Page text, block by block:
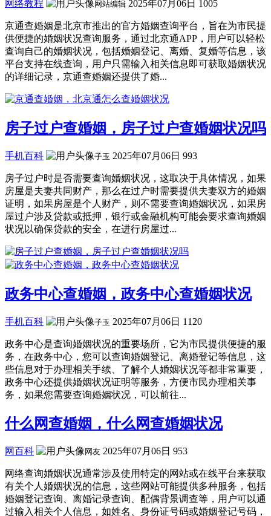
网络教程 网站编辑 2025年07月06日 1005
京通查婚姻是北京市推出的官方婚姻查询平台，旨在为市民提
供便捷的婚姻状况查询服务，通过北京通APP，用户可以轻松
查询自己的婚姻状况，包括婚姻登记、离婚、复婚等信息，该
平台支持在线查询，用户只需输入相关信息即可获取婚姻状况
的详细记录，京通查婚姻还提供了婚...
房子过户查婚姻，房子过户查婚姻状况吗
手机百科 子玉 2025年07月06日 993
房子过户时是否需要查询婚姻状况，这取决于具体情况，如果
房屋是夫妻共同财产，那么在过户时需要提供夫妻双方的婚姻
证明，如果房屋是个人财产，则不需要查询婚姻状况，如果房
屋过户涉及贷款或抵押，银行或金融机构可能会要求查询婚姻
状况以确保贷款的安全，在进行房屋过...
政务中心查婚姻，政务中心查婚姻状况
手机百科 子玉 2025年07月06日 1120
政务中心是查询婚姻状况的重要场所，它为市民提供便捷的服
务，在政务中心，您可以查询婚姻登记、离婚登记等信息，这
些信息对于办理相关手续、了解个人婚姻状况等都非常重要，
政务中心还提供婚姻状况证明等服务，方便市民办理相关事
务，如果您需要查询婚姻状况，可以前往...
什么网查婚姻，什么网查婚姻状况
网百科 网友 2025年07月06日 953
网络查询婚姻状况通常涉及使用特定的网站或在线平台来获取
有关个人婚姻状况的信息，这些网站可能提供多种服务，包括
婚姻登记查询、离婚记录查询、配偶背景调查等，用户可以通
过输入相关个人信息，如姓名、身份证号码或婚姻登记号码，